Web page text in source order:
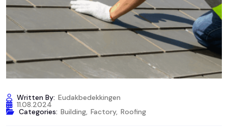
Written By: Eudakbedekkingen
11.08.2024
Categories: Building, Factory, Roofing